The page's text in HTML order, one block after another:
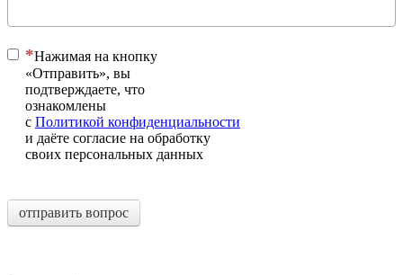
Нажимая на кнопку
«Отправить», вы
подтверждаете, что
ознакомлены
с Политикой конфиденциальности
и даёте согласие на обработку
своих персональных данных
отправить вопрос